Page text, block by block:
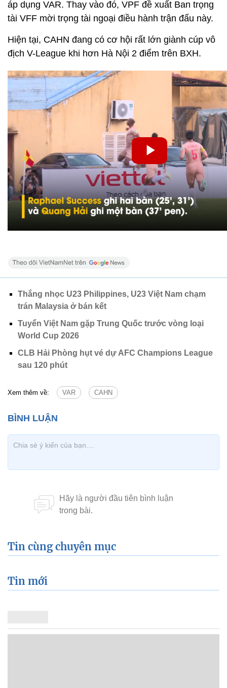
áp dụng VAR. Thay vào đó, VPF đề xuất Ban trọng
tài VFF mời trọng tài ngoại điều hành trận đấu này.
Hiện tại, CAHN đang có cơ hội rất lớn giành cúp vô
địch V-League khi hơn Hà Nội 2 điểm trên BXH.
Thắng nhọc U23 Philippines, U23 Việt Nam chạm
trán Malaysia ở bán kết
Tuyển Việt Nam gặp Trung Quốc trước vòng loại
World Cup 2026
CLB Hải Phòng hụt vé dự AFC Champions League
sau 120 phút
Xem thêm về: VAR CAHN
Tin cùng chuyên mục
Tin mới